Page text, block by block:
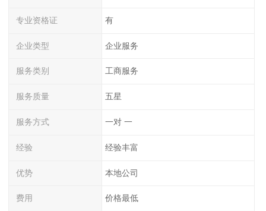
专业资格证 有
企业类型 企业服务
服务类别 工商服务
服务质量 五星
服务方式 一对 一
经验 经验丰富
优势 本地公司
费用 价格最低